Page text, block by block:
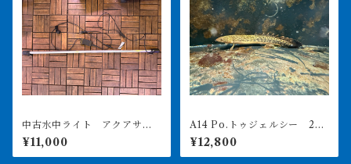
中古水中ライト アクアサン
¥11,000
A14 Po.トゥジェルシー 20
㎝前後
¥12,800